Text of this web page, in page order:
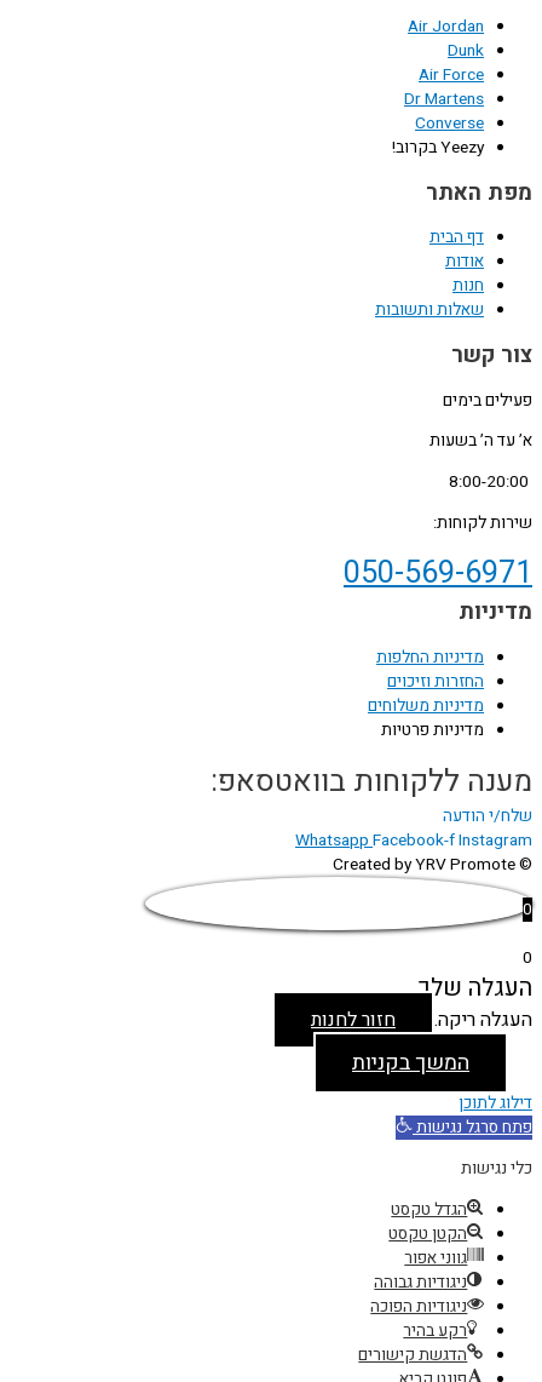
Air Jordan
Dunk
Air Force
Dr Martens
Converse
Yeezy בקרוב!
מפת האתר
דף הבית
אודות
חנות
שאלות ותשובות
צור קשר
פעילים בימים
א’ עד ה’ בשעות
שירות לקוחות:
050-569-6971
מדיניות
מדיניות החלפות
החזרות וזיכוים
מדיניות משלוחים
מדיניות פרטיות
מענה ללקוחות בוואטסאפ:
שלח/י הודעה
Whatsapp Facebook-fInstagram
© Created by YRV Promote
0
0
העגלה שלך
העגלה ריקה. חזור לחנות
המשך בקניות
דילוג לתוכן
פתח סרגל נגישות
כלי נגישות
הגדל טקסט
הקטן טקסט
גווני אפור
ניגודיות גבוהה
ניגודיות הפוכה
רקע בהיר
הדגשת קישורים